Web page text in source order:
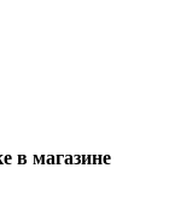
в магазине